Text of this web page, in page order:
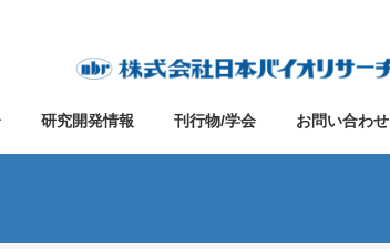
研究開発情報 刊行物/学会 お問い合わせ